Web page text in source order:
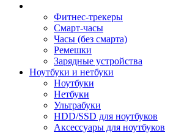
Фитнес-трекеры
Смарт-часы
Часы (без смарта)
Ремешки
Зарядные устройства
Ноутбуки и нетбуки
Ноутбуки
Нетбуки
Ультрабуки
HDD/SSD для ноутбуков
Аксессуары для ноутбуков